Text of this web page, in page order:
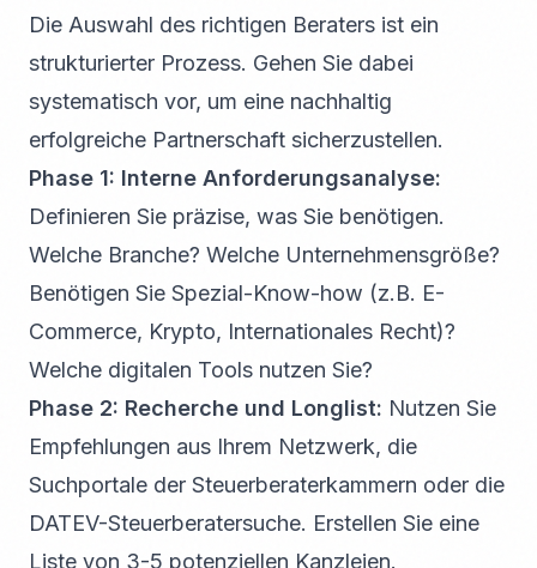
Die Auswahl des richtigen Beraters ist ein
strukturierter Prozess. Gehen Sie dabei
systematisch vor, um eine nachhaltig
erfolgreiche Partnerschaft sicherzustellen.
Phase 1: Interne Anforderungsanalyse:
Definieren Sie präzise, was Sie benötigen.
Welche Branche? Welche Unternehmensgröße?
Benötigen Sie Spezial-Know-how (z.B. E-
Commerce, Krypto, Internationales Recht)?
Welche digitalen Tools nutzen Sie?
Phase 2: Recherche und Longlist: Nutzen Sie
Empfehlungen aus Ihrem Netzwerk, die
Suchportale der Steuerberaterkammern oder die
DATEV-Steuerberatersuche. Erstellen Sie eine
Liste von 3-5 potenziellen Kanzleien.